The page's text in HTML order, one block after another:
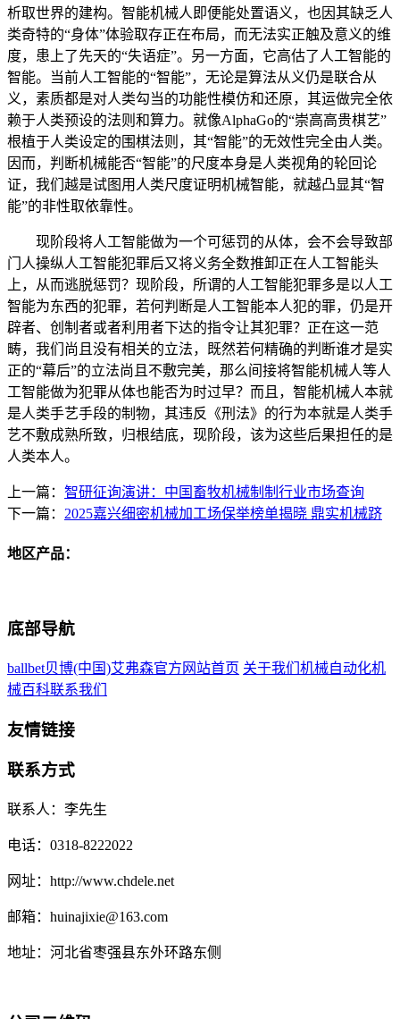
析取世界的建构。智能机械人即便能处置语义，也因其缺乏人
类奇特的“身体”体验取存正在布局，而无法实正触及意义的维
度，患上了先天的“失语症”。另一方面，它高估了人工智能的
智能。当前人工智能的“智能”，无论是算法从义仍是联合从
义，素质都是对人类勾当的功能性模仿和还原，其运做完全依
赖于人类预设的法则和算力。就像AlphaGo的“崇高高贵棋艺”
根植于人类设定的围棋法则，其“智能”的无效性完全由人类。
因而，判断机械能否“智能”的尺度本身是人类视角的轮回论
证，我们越是试图用人类尺度证明机械智能，就越凸显其“智
能”的非性取依靠性。
现阶段将人工智能做为一个可惩罚的从体，会不会导致部
门人操纵人工智能犯罪后又将义务全数推卸正在人工智能头
上，从而逃脱惩罚？现阶段，所谓的人工智能犯罪多是以人工
智能为东西的犯罪，若何判断是人工智能本人犯的罪，仍是开
辟者、创制者或者利用者下达的指令让其犯罪？正在这一范
畴，我们尚且没有相关的立法，既然若何精确的判断谁才是实
正的“幕后”的立法尚且不敷完美，那么间接将智能机械人等人
工智能做为犯罪从体也能否为时过早？而且，智能机械人本就
是人类手艺手段的制物，其违反《刑法》的行为本就是人类手
艺不敷成熟所致，归根结底，现阶段，该为这些后果担任的是
人类本人。
上一篇： 智研征询演讲：中国畜牧机械制制行业市场查询
下一篇： 2025嘉兴细密机械加工场保举榜单揭晓 鼎实机械跻
地区产品：
底部导航
ballbet贝博(中国)艾弗森官方网站首页 关于我们 机械自动化机
械百科联系我们
友情链接
联系方式
联系人：李先生
电话：0318-8222022
网址：http://www.chdele.net
邮箱：huinajixie@163.com
地址：河北省枣强县东外环路东侧